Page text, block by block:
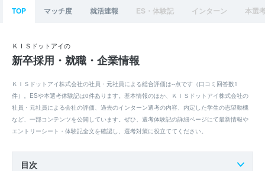
TOP マッチ度 就活速報 ES・体験記 インターン 本選
ＫＩＳドットアイの
新卒採用・就職・企業情報
ＫＩＳドットアイ株式会社の社員・元社員による総合評価は--点です（口コミ回答数1
件）。ESや本選考体験記は0件あります。基本情報のほか、ＫＩＳドットアイ株式会社の
社員・元社員による会社の評価、過去のインターン選考の内容、内定した学生の志望動機
など、一部コンテンツを公開しています。ぜひ、選考体験記の詳細ページにて最新情報や
エントリーシート・体験記全文を確認し、選考対策に役立ててください。
目次